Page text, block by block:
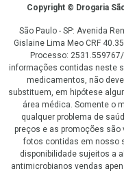
CopyrightCopyright © Drogaria
São Paulo - SP: Avenida
Gislaine Lima Meo CRF
Processo:
informações contidas neste
medicamentos, não
substituem, em hipótese
área médica. Somente o
qualquer problema de
preços e as promoções são
fotos contidas em nosso
disponibilidade sujeitos a
antimicrobianos vendas